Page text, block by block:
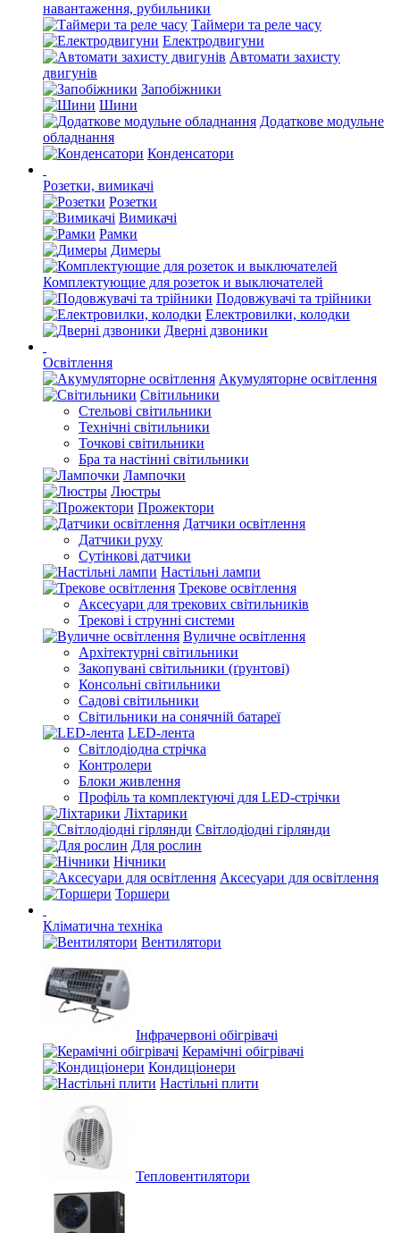
навантаження, рубильники
Таймери та реле часу
Електродвигуни
Автомати захисту
двигунів
Запобіжники
Шини
Додаткове модульне
обладнання
Конденсатори
Розетки, вимикачі
Розетки
Вимикачі
Рамки
Димеры
Комплектующие для розеток и выключателей
Подовжувачі та трійники
Електровилки, колодки
Дверні дзвоники
Освітлення
Акумуляторне освітлення
Світильники
Стельові світильники
Технічні світильники
Точкові світильники
Бра та настінні світильники
Лампочки
Люстры
Прожектори
Датчики освітлення
Датчики руху
Сутінкові датчики
Настільні лампи
Трекове освітлення
Аксесуари для трекових світильників
Трекові і струнні системи
Вуличне освітлення
Архітектурні світильники
Закопувані світильники (ґрунтові)
Консольні світильники
Садові світильники
Світильники на сонячній батареї
LED-лента
Світлодіодна стрічка
Контролери
Блоки живлення
Профіль та комплектуючі для LED-стрічки
Ліхтарики
Світлодіодні гірлянди
Для рослин
Нічники
Аксесуари для освітлення
Торшери
Кліматична техніка
Вентилятори
Інфрачервоні обігрівачі
Керамічні обігрівачі
Кондиціонери
Настільні плити
Тепловентилятори